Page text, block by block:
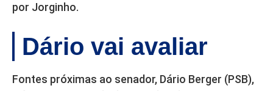
por Jorginho.
Dário vai avaliar
Fontes próximas ao senador, Dário Berger (PSB),